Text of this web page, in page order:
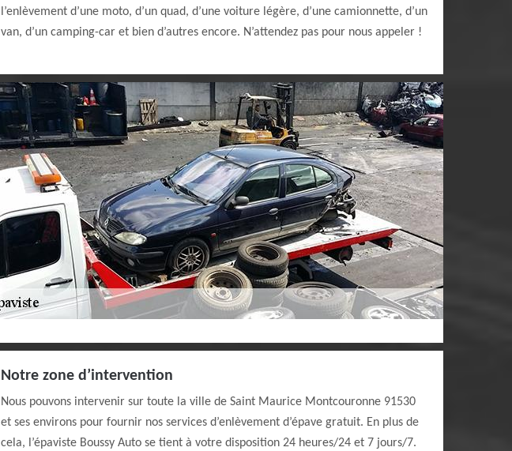
l’enlèvement d’une moto, d’un quad, d’une voiture légère, d’une camionnette, d’un
van, d’un camping-car et bien d’autres encore. N’attendez pas pour nous appeler !
Notre zone d’intervention
Nous pouvons intervenir sur toute la ville de Saint Maurice Montcouronne 91530
et ses environs pour fournir nos services d’enlèvement d’épave gratuit. En plus de
cela, l’épaviste Boussy Auto se tient à votre disposition 24 heures/24 et 7 jours/7.